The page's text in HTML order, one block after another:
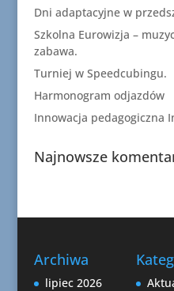
Dni adaptacyjne w
Szkolna Eurowizja –
zabawa.
Turniej w Speedcubingu.
Harmonogram odjazdów
Innowacja pedagogiczna
Najnowsze
Archiwa
lipiec 2026